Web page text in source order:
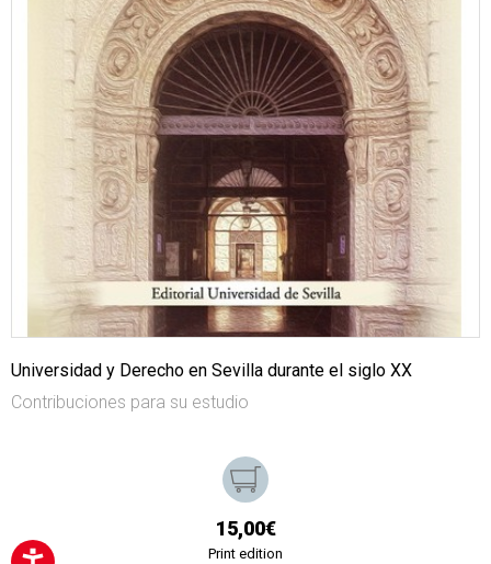
Universidad y Derecho en Sevilla durante el siglo XX
Contribuciones para su estudio
15,00€
Print edition